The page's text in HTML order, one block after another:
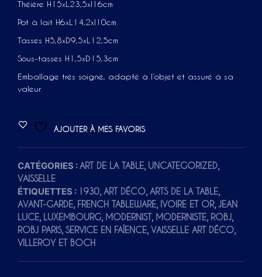
Théière H15xL23,5xl16cm
Pot à lait H6xL14,2xl10cm
Tasses H5,8xD9,5xL12,5cm
Sous-tasses H1,5xD15,3cm
Emballage très soigné, adapté à l’objet et assuré à sa
valeur.
AJOUTER À MES FAVORIS
CATÉGORIES :ART DE LA TABLE, UNCATEGORIZED,
VAISSELLE
ÉTIQUETTES : 1930,ART DÉCO,ARTS DE LA TABLE,
AVANT-GARDE, FRENCH TABLEWARE, IVOIRE ET OR,JEAN
LUCE, LUXEMBOURG, MODERNIST , MODERNISTE, ROBJ,
ROBJ PARIS,SERVICE EN FAÏENCE, VAISSELLE ART DÉCO,
VILLEROY ET BOCH